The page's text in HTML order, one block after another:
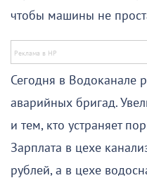
чтобы машины не
Сегодня в Водоканале
аварийных бригад.
и тем, кто устраняет
Зарплата в цехе
рублей, а в цехе